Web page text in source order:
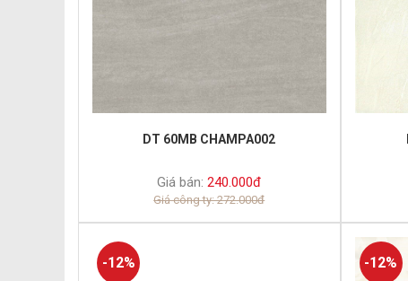
DT 60MB CHAMPA002
Giá bán: 240.000đ
Giá công ty: 272.000đ
-12% -12%